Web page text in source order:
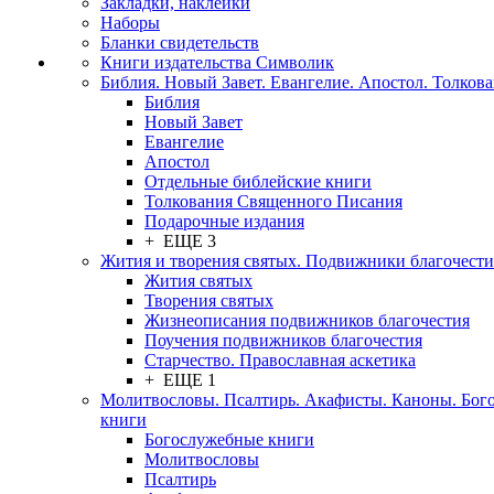
Наборы
Бланки свидетельств
Книги издательства Символик
Библия. Новый Завет. Евангелие. Апостол.
Библия
Новый Завет
Евангелие
Апостол
Отдельные библейские книги
Толкования Священного Писания
Подарочные издания
+ ЕЩЕ 3
Жития и творения святых. Подвижники
Жития святых
Творения святых
Жизнеописания подвижников благочестия
Поучения подвижников благочестия
Старчество. Православная аскетика
+ ЕЩЕ 1
Молитвословы. Псалтирь. Акафисты. Каноны.
книги
Богослужебные книги
Молитвословы
Псалтирь